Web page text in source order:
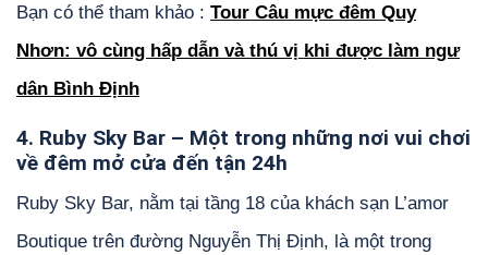
Bạn có thể tham khảo : Tour Câu mực đêm Quy
Nhơn: vô cùng hấp dẫn và thú vị khi được làm ngư
dân Bình Định
4. Ruby Sky Bar – Một trong những nơi vui chơi
về đêm mở cửa đến tận 24h
Ruby Sky Bar, nằm tại tầng 18 của khách sạn L’amor
Boutique trên đường Nguyễn Thị Định, là một trong